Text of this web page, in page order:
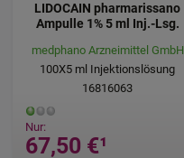
LIDOCAIN pharmarissano
Ampulle 1% 5 ml Inj.-Lsg.
medphano Arzneimittel GmbH
100X5 ml Injektionslösung
16816063
Nur:
67,50 €¹